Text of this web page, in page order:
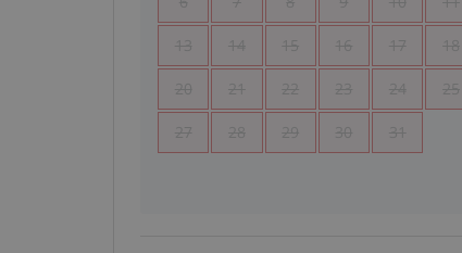
13 14 15 16 17 18
20 21 22 23 24 25
27 28 29 30 31